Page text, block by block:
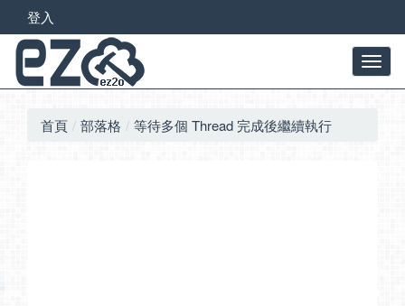
登入
首頁 部落格 等待多個 Thread 完成後繼續執行